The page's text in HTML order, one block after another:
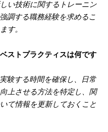
い技術に関するトレーニン
調する職務経験を求めるこ
す。
ストプラクティスは何です
験する時間を確保し、日常
上させる方法を特定し、関
て情報を更新しておくこと